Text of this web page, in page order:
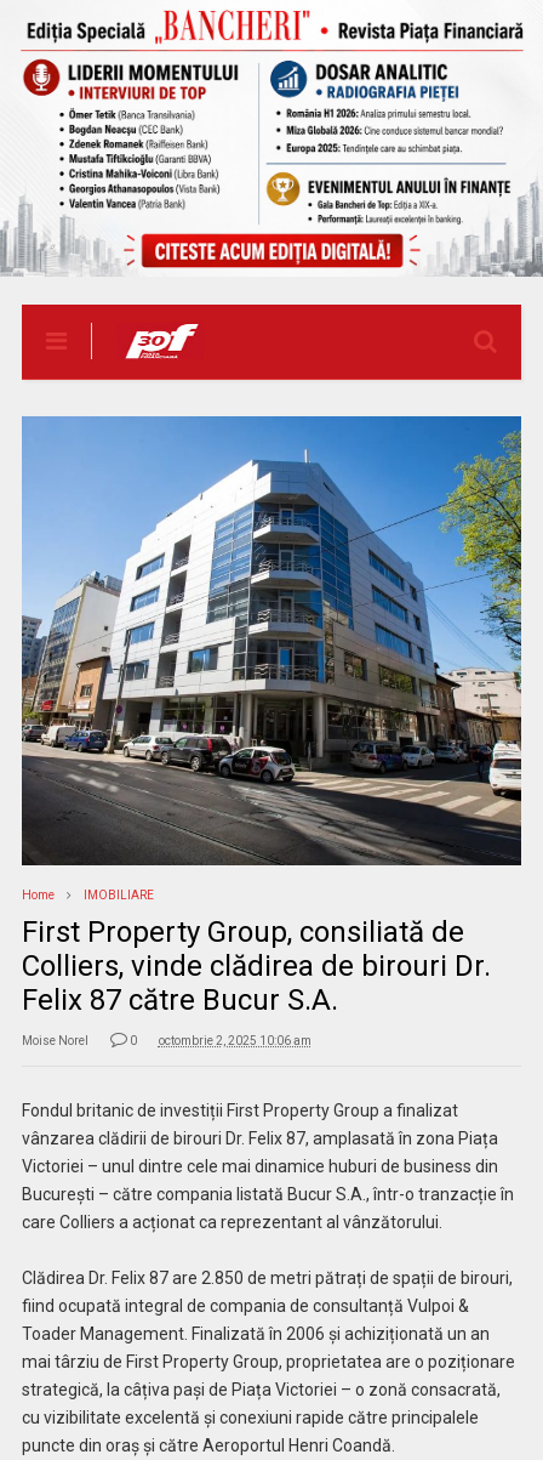
Home IMOBILIARE
First Property Group, consiliată de
Colliers, vinde clădirea de birouri Dr.
Felix 87 către Bucur S.A.
Moise Norel 0 octombrie 2, 2025 10:06 am
Fondul britanic de investiții First Property Group a finalizat
vânzarea clădirii de birouri Dr. Felix 87, amplasată în zona Piața
Victoriei – unul dintre cele mai dinamice huburi de business din
București – către compania listată Bucur S.A., într-o tranzacție în
care Colliers a acționat ca reprezentant al vânzătorului.
Clădirea Dr. Felix 87 are 2.850 de metri pătrați de spații de birouri,
fiind ocupată integral de compania de consultanță Vulpoi &
Toader Management. Finalizată în 2006 și achiziționată un an
mai târziu de First Property Group, proprietatea are o poziționare
strategică, la câțiva pași de Piața Victoriei – o zonă consacrată,
cu vizibilitate excelentă și conexiuni rapide către principalele
puncte din oraș și către Aeroportul Henri Coandă.